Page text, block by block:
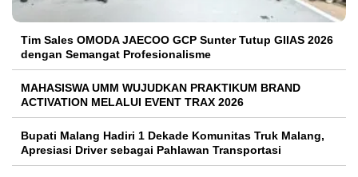
Tim Sales OMODA JAECOO GCP Sunter Tutup GIIAS 2026
dengan Semangat Profesionalisme
MAHASISWA UMM WUJUDKAN PRAKTIKUM BRAND
ACTIVATION MELALUI EVENT TRAX 2026
Bupati Malang Hadiri 1 Dekade Komunitas Truk Malang,
Apresiasi Driver sebagai Pahlawan Transportasi